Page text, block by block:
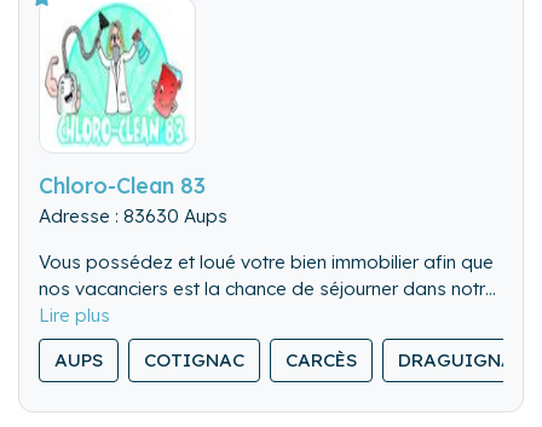
Chloro-Clean 83
Adresse : 83630 Aups
Vous possédez et loué votre bien immobilier afin que
nos vacanciers est la chance de séjourner dans notre
belle région ?
Malgré tout, cette tache peut être contraignante,
demande beaucoup temps et d'organisation.
Toute l'équipe de Chloro-Clean 83 est ses
AUPS COTIGNAC CARCÈS DRAGUIGNAN